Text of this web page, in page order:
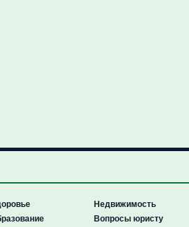
Недвижимость
Вопросы юристу